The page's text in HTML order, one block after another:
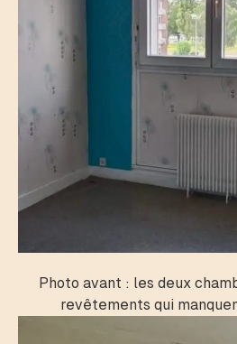
Photo avant : les deux
revêtements qui